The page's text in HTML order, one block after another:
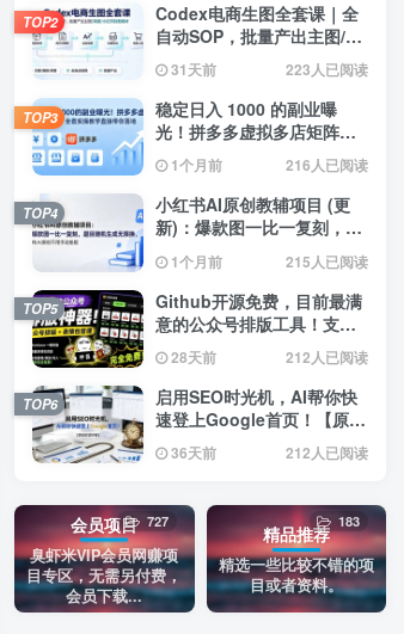
Codex电商生图全套课｜全
自动SOP，批量产出主图/海
报/小红书封面素材
31天前 223人已阅读
TOP2
稳定日入 1000 的副业曝
光！拼多多虚拟多店矩阵，
全套实操教学直接带你落地
1个月前 216人已阅读
TOP3
小红书AI原创教辅项目 (更
新)：爆款图一比一复刻，题
目随机生成无限换，纯AI原
创不用手动排版
1个月前 215人已阅读
TOP4
Github开源免费，目前最满
意的公众号排版工具！支持
实时预览，排版超美观且带
表情包管理功能
28天前 212人已阅读
TOP5
启用SEO时光机，AI帮你快
速登上Google首页！【原创
双语字幕】
36天前 212人已阅读
TOP6
会员项目
臭虾米VIP会员网赚项
目专区，无需另付费，
会员下载...
727
精品推荐
精选一些比较不错的项
目或者资料。
183